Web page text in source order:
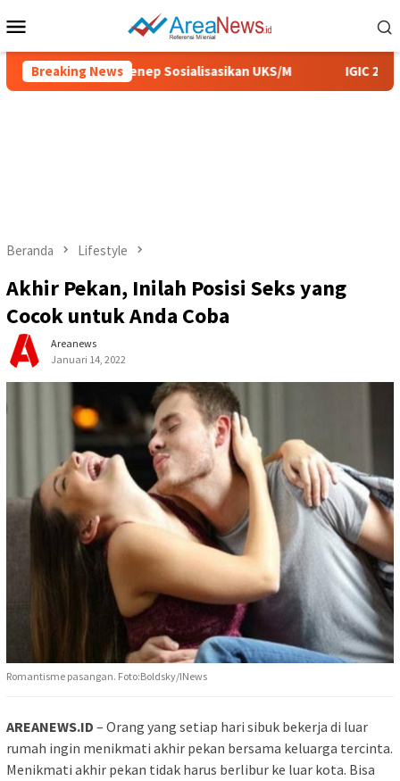
ke
Mobile
Breaking News
Sumenep Sosialisasikan UKS/M IGIC 2026, UIN
Beranda Lifestyle
Akhir Pekan, Inilah Posisi Seks yang
Cocok untuk Anda Coba
Areanews
Januari 14, 2022
Romantisme pasangan. Foto:Boldsky/INews
AREANEWS.ID – Orang yang setiap hari sibuk bekerja di luar
rumah ingin menikmati akhir pekan bersama keluarga tercinta.
Menikmati akhir pekan tidak harus berlibur ke luar kota. Bisa